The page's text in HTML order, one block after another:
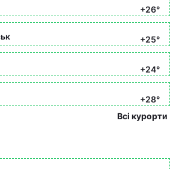
+26°
+25°
+24°
+28°
Всі курорти